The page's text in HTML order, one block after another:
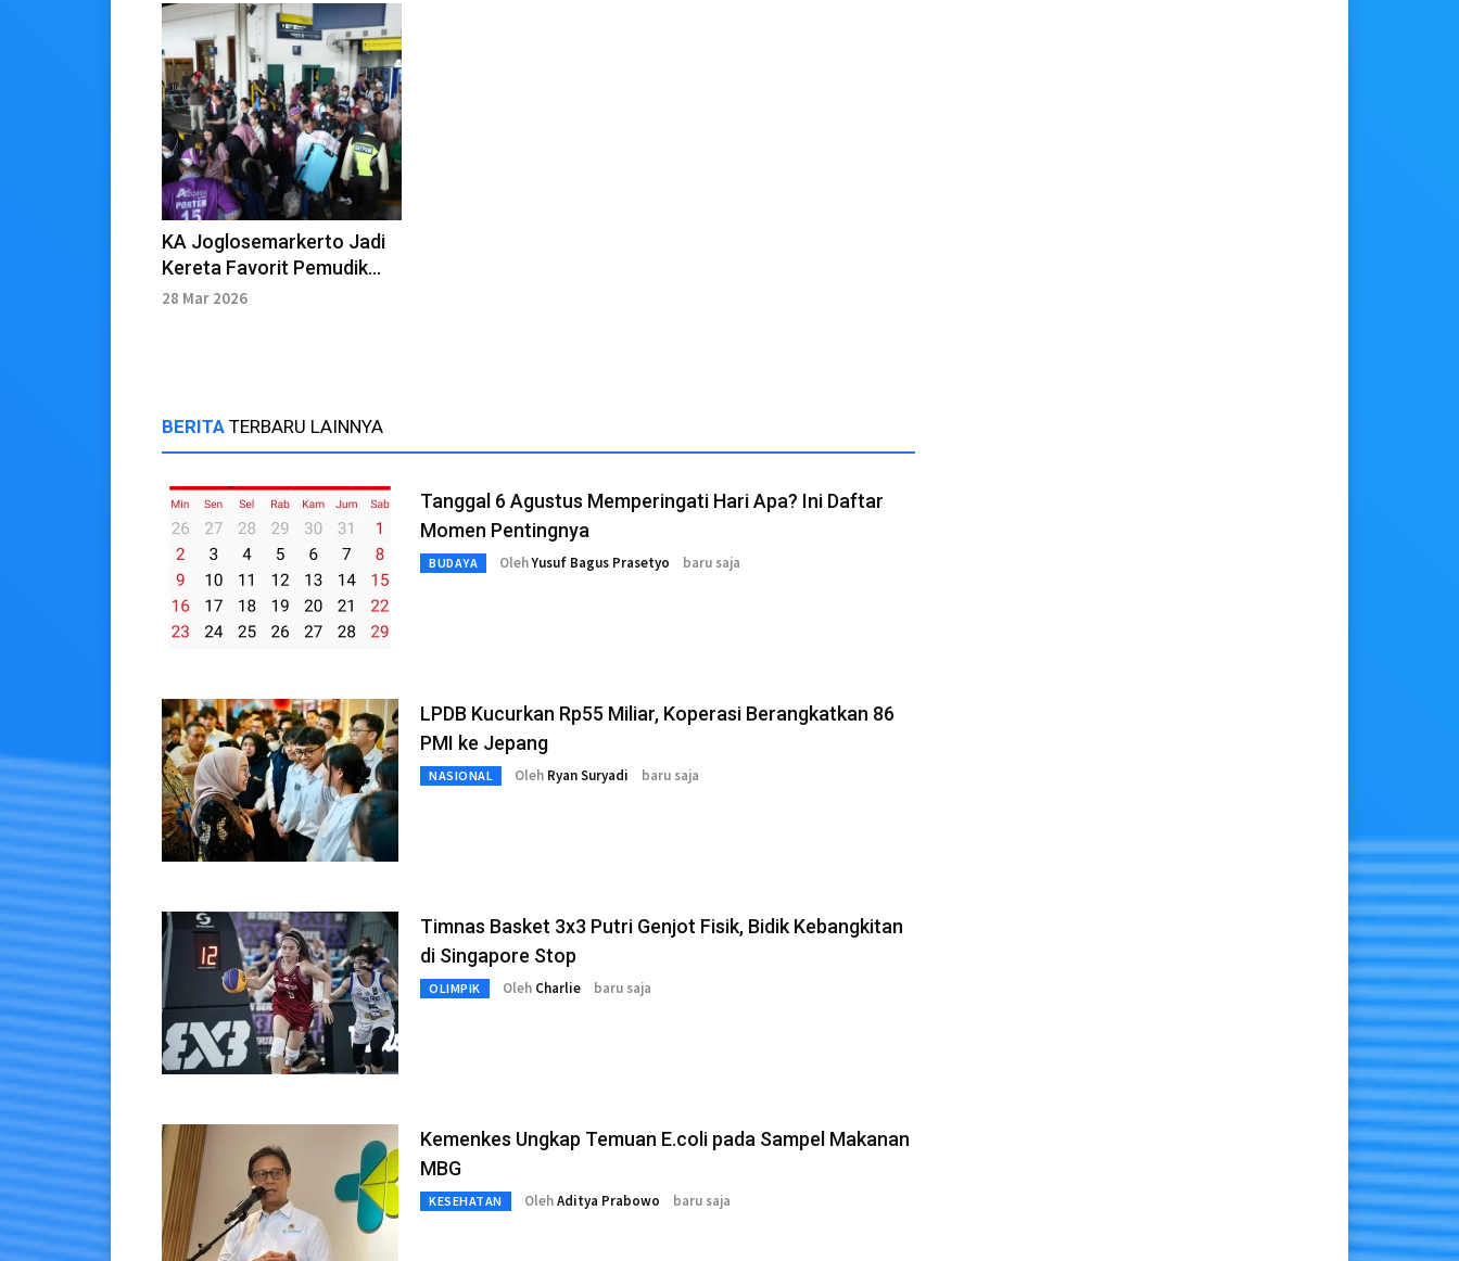
KA Joglosemarkerto Jadi
Kereta Favorit Pemudik
Masa Lebaran 2026
28 Mar 2026
BERITA TERBARU LAINNYA
Tanggal 6 Agustus Memperingati Hari Apa? Ini Daftar
Momen Pentingnya
BUDAYA OlehYusuf Bagus Prasetyo baru saja
LPDB Kucurkan Rp55 Miliar, Koperasi Berangkatkan 86
PMI ke Jepang
NASIONAL Oleh Ryan Suryadi baru saja
Timnas Basket 3x3 Putri Genjot Fisik, Bidik Kebangkitan
di Singapore Stop
OLIMPIK Oleh Charlie baru saja
Kemenkes Ungkap Temuan E.coli pada Sampel Makanan
MBG
KESEHATAN OlehAditya Prabowo baru saja